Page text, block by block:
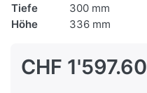
Tiefe
300 mm
Höhe
336 mm
CHF 1'597.60